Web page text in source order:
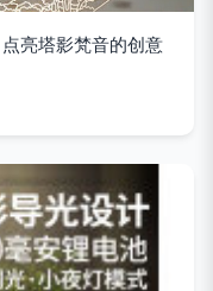
亮塔影梵音的创意